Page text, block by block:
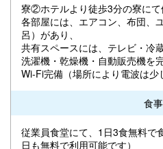
寮②ホテルより徒歩3分の寮にて
各部屋には、エアコン、布団、
呂）があり、
共有スペースには、テレビ・冷
洗濯機・乾燥機・自動販売機を
Wi-Fi完備（場所により電波は少
食事
従業員食堂にて、1日3食無料で
日も無料で利用可能です）